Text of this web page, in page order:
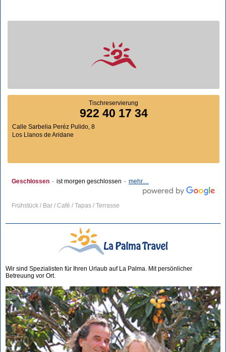
Tischreservierung
922 40 17 34
Calle Sarbelia Peréz Pulido, 8
Los Llanos de Aridane
Geschlossen · ist morgen geschlossen · mehr…
Frühstück / Bar / Café / Tapas / Terrasse
Wir sind Spezialisten für Ihren Urlaub auf La Palma. Mit persönlicher
Betreuung vor Ort.